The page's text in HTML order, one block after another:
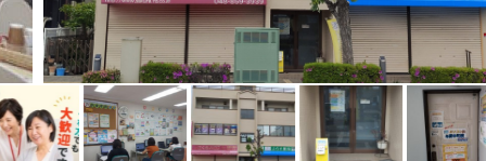
0120-868-003
受付時間／9:00〜18:00 土日祝休み